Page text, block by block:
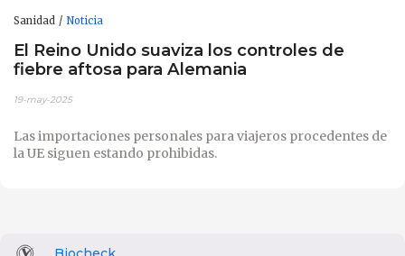
Sanidad Noticia
El Reino Unido suaviza los controles de
fiebre aftosa para Alemania
19-may-2025
Las importaciones personales para viajeros procedentes de
la UE siguen estando prohibidas.